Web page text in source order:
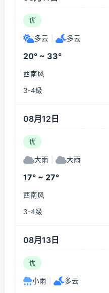
优
多云 多云
20° ~ 33°
西南风
3-4级
08月12日
优
大雨 大雨
17° ~ 27°
西南风
3-4级
08月13日
优
小雨 多云